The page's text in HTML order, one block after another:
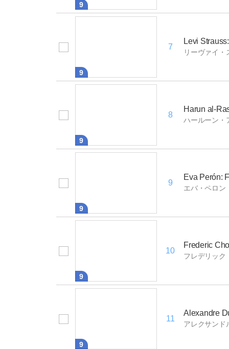
9
9
7
Levi
リーヴァイ
9
8
Harun al-
ハールーン・
9
9
Eva Perón:
エバ・ペロン
9
10
Frederic
フレデリック
9
11
Alexandre
アレクサンド